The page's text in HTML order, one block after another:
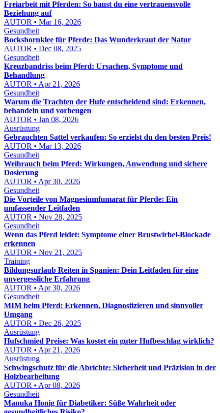
Freiarbeit mit Pferden: So baust du eine vertrauensvolle
Beziehung auf
AUTOR • Mar 16, 2026
Gesundheit
Bockshornklee für Pferde: Das Wunderkraut der Natur
AUTOR • Dec 08, 2025
Gesundheit
Kreuzbandriss beim Pferd: Ursachen, Symptome und
Behandlung
AUTOR • Apr 21, 2026
Gesundheit
Warum die Trachten der Hufe entscheidend sind: Erkennen,
behandeln und vorbeugen
AUTOR • Jan 08, 2026
Ausrüstung
Gebrauchten Sattel verkaufen: So erzielst du den besten Preis!
AUTOR • Mar 13, 2026
Gesundheit
Weihrauch beim Pferd: Wirkungen, Anwendung und sichere
Dosierung
AUTOR • Apr 30, 2026
Gesundheit
Die Vorteile von Magnesiumfumarat für Pferde: Ein
umfassender Leitfaden
AUTOR • Nov 28, 2025
Gesundheit
Wenn das Pferd leidet: Symptome einer Brustwirbel-Blockade
erkennen
AUTOR • Nov 21, 2025
Training
Bildungsurlaub Reiten in Spanien: Dein Leitfaden für eine
unvergessliche Erfahrung
AUTOR • Apr 30, 2026
Gesundheit
MIM beim Pferd: Erkennen, Diagnostizieren und sinnvoller
Umgang
AUTOR • Dec 26, 2025
Ausrüstung
Hufschmied Preise: Was kostet ein guter Hufbeschlag wirklich?
AUTOR • Apr 21, 2026
Ausrüstung
Schwingschutz für die Abrichte: Sicherheit und Präzision in der
Holzbearbeitung
AUTOR • Apr 08, 2026
Gesundheit
Manuka Honig für Diabetiker: Süße Wahrheit oder